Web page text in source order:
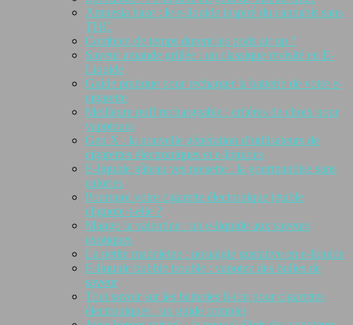
Amnesia haze : le e-liquide inspiré du cannabis sans
THC
Combien de temps durent les pods air up ?
Saveur amande grillée : un classique revisité en E-
Liquide
Guide pratique pour recharger la batterie de votre e-
cigarette
Meilleure puff rechargeable : critères de choix pour
vapoteurs
Gen X : la nouvelle génération d’utilisateurs de
cigarettes électroniques et e-liquides
E-liquide gâteau yes noisette : la gourmandise sans
calories
Pourquoi votre cigarette électronique jetable
clignote-t-elle ?
Mango la valentine : un e-liquide aux saveurs
exotiques
La petite madeleine : nostalgie gustative en e-liquide
E-liquide bubble trouble : vapotez des bulles de
saveur
Tout savoir sur les batteries li-ion pour cigarettes
électroniques : un guide complet